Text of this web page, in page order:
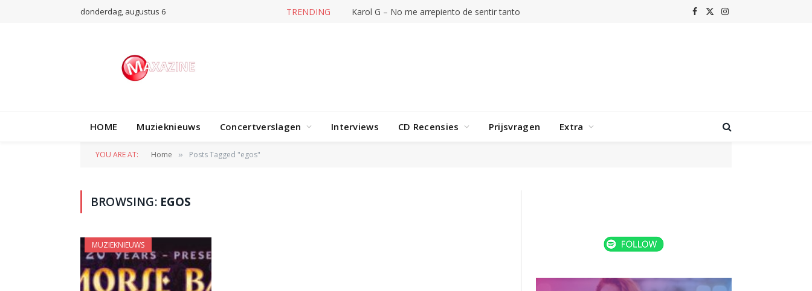
donderdag, augustus 6 TRENDING Karol G – No me arrepiento de sentir tanto Facebook
X
Instagram
HOME Muzieknieuws Concertverslagen Interviews CD Recensies Prijsvragen Extra
YOU ARE AT: Home » Posts Tagged "egos"
BROWSING: EGOS
MUZIEKNIEUWS